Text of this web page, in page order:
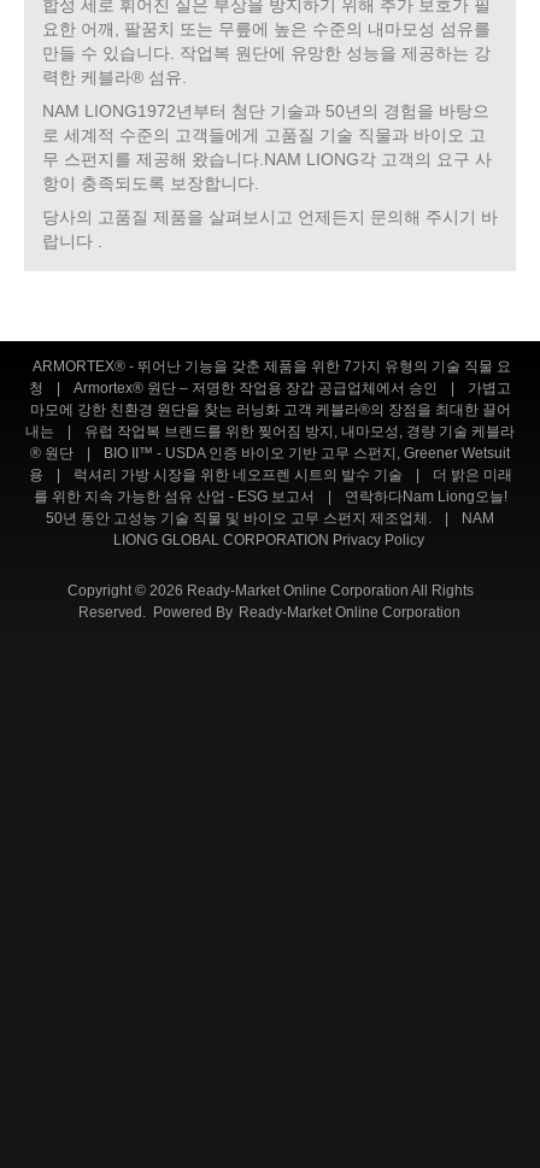
합성 세로 휘어진 실은 부상을 방지하기 위해 추가 보호가 필
요한 어깨, 팔꿈치 또는 무릎에 높은 수준의 내마모성 섬유를
만들 수 있습니다. 작업복 원단에 유망한 성능을 제공하는 강
력한 케블라® 섬유.
NAM LIONG1972년부터 첨단 기술과 50년의 경험을 바탕으
로 세계적 수준의 고객들에게 고품질 기술 직물과 바이오 고
무 스펀지를 제공해 왔습니다.NAM LIONG각 고객의 요구 사
항이 충족되도록 보장합니다.
당사의 고품질 제품을 살펴보시고 언제든지 문의해 주시기 바
랍니다 .
ARMORTEX® - 뛰어난 기능을 갖춘 제품을 위한 7가지 유형의 기술 직물 요
청
Armortex® 원단 – 저명한 작업용 장갑 공급업체에서 승인
가볍고
마모에 강한 친환경 원단을 찾는 러닝화 고객 케블라®의 장점을 최대한 끌어
내는
유럽 ​​작업복 브랜드를 위한 찢어짐 방지, 내마모성, 경량 기술 케블라
® 원단
BIO II™ - USDA 인증 바이오 기반 고무 스펀지, Greener Wetsuit
용
럭셔리 가방 시장을 위한 네오프렌 시트의 발수 기술
더 밝은 미래
를 위한 지속 가능한 섬유 산업 - ESG 보고서
연락하다Nam Liong오늘!
50년 동안 고성능 기술 직물 및 바이오 고무 스펀지 제조업체.
NAM
LIONG GLOBAL CORPORATION Privacy Policy
Copyright © 2026 Ready-Market Online Corporation All Rights
Reserved. Powered By Ready-Market Online Corporation